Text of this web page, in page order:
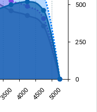
3500 4000 4500 5000
0
250
500